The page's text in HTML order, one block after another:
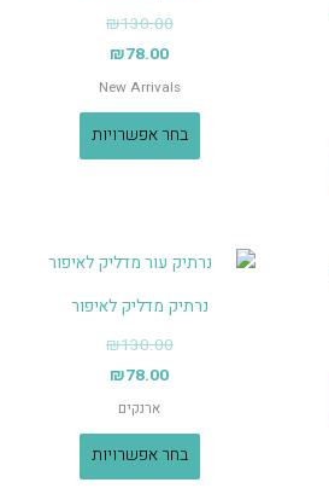
₪130.00
₪78.00
New Arrivals
בחר אפשרויות
נרתיק מדליק לאיפור
₪130.00
₪78.00
ארנקים
בחר אפשרויות